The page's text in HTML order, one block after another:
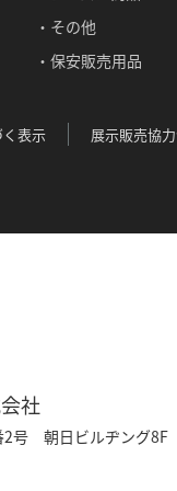
・その他
・保安販売用品
表示 展示販売協
社
2号 朝日ビルヂング8F